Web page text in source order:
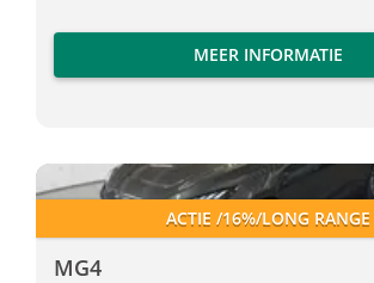
MEER INFORMATIE
MG4
MG4
ACTIE /16%/LONG RANGE
MG4